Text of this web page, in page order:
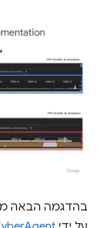
בהדגמה הבאה